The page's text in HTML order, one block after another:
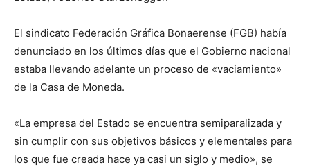
El sindicato Federación Gráfica Bonaerense (FGB) había
denunciado en los últimos días que el Gobierno nacional
estaba llevando adelante un proceso de «vaciamiento»
de la Casa de Moneda.
«La empresa del Estado se encuentra semiparalizada y
sin cumplir con sus objetivos básicos y elementales para
los que fue creada hace ya casi un siglo y medio», se